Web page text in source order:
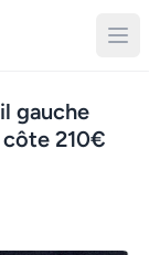
gauche
210€